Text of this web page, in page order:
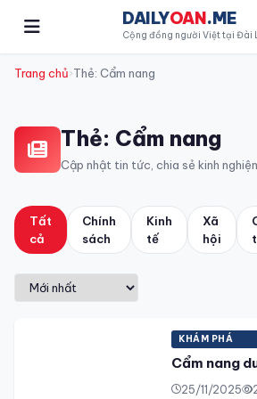
DAILYOAN.ME
Cộng đồng người Việt tại Đài
Trang chủ›Thẻ: Cẩm nang
Thẻ: Cẩm nang
Cập nhật tin tức, chia sẻ kinh
Tất
cả
Chính
sách
Kinh
tế
Xã
hội
KHÁM PHÁ
Cẩm nang
25/11/2025